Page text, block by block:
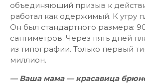
объединяющий призыв к
работал как одержимый. К утру
Он был стандартного размера:
сантиметров. Через пять дней
из типографии. Только первый
миллион.
— Ваша мама — красавица